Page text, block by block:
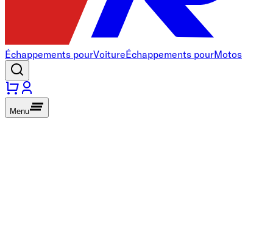
Échappements pourVoitureÉchappements pourMotos
Menu